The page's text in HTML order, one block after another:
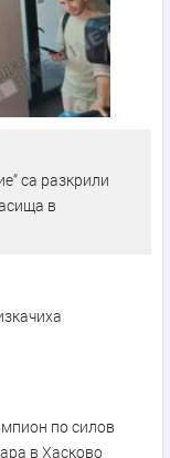
са разкрили
в
по силов
в Хасково